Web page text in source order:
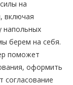
на
включая
напольных
берем на себя.
поможет
оформить
согласование